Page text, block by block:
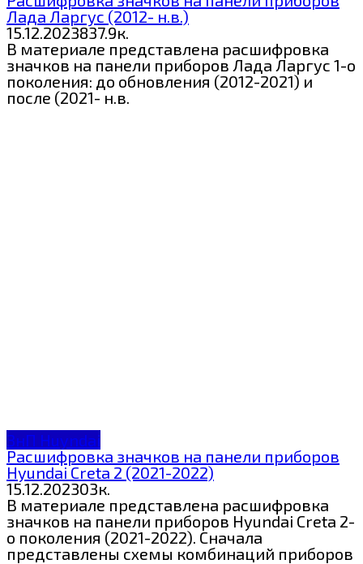
Лада Ларгус (2012- н.в.)
15.12.2023837.9к.
В материале представлена расшифровка
значков на панели приборов Лада Ларгус 1-о
поколения: до обновления (2012-2021) и
после (2021- н.в.
ЗнП Huyndai
Расшифровка значков на панели приборов
Hyundai Creta 2 (2021-2022)
15.12.202303к.
В материале представлена расшифровка
значков на панели приборов Hyundai Creta 2-
о поколения (2021-2022). Сначала
представлены схемы комбинаций приборов